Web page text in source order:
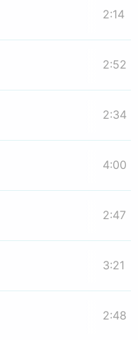
2:14
2:52
2:34
4:00
2:47
3:21
2:48